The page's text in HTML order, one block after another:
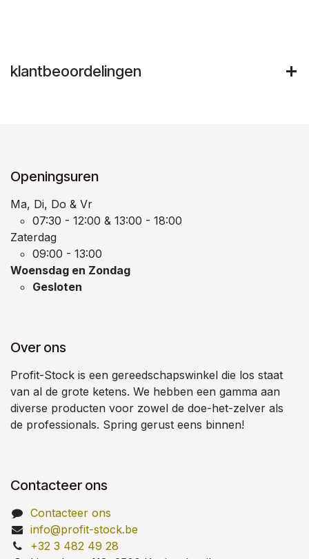
klantbeoordelingen
Openingsuren
Ma, Di, Do & Vr
07:30 - 12:00 & 13:00 - 18:00
Zaterdag
09:00 - 13:00
Woensdag en Zondag
Gesloten
Over ons
Profit-Stock is een gereedschapswinkel die los staat
van al de grote ketens. We hebben een gamma aan
diverse producten voor zowel de doe-het-zelver als
de professionals. Spring gerust eens binnen!
Contacteer ons
Contacteer ons
info@profit-stock.be
+32 3 482 49 28